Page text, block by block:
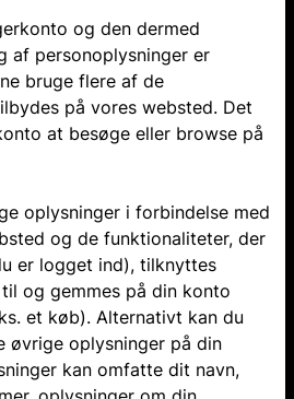
og den dermed
af personoplysninger er
bruge flere af de
på vores websted. Det
at besøge eller browse på
oplysninger i forbindelse med
og de funktionaliteter, der
er logget ind), tilknyttes
og gemmes på din konto
et køb). Alternativt kan du
øvrige oplysninger på din
kan omfatte dit navn,